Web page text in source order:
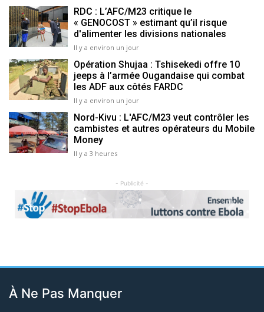
RDC : L’AFC/M23 critique le
« GENOCOST » estimant qu’il risque
d'alimenter les divisions nationales
Il y a environ un jour
Opération Shujaa : Tshisekedi offre 10
jeeps à l’armée Ougandaise qui combat
les ADF aux côtés FARDC
Il y a environ un jour
Nord-Kivu : L'AFC/M23 veut contrôler les
cambistes et autres opérateurs du Mobile
Money
Il y a 3 heures
- Publicité -
Previous Next
À Ne Pas Manquer